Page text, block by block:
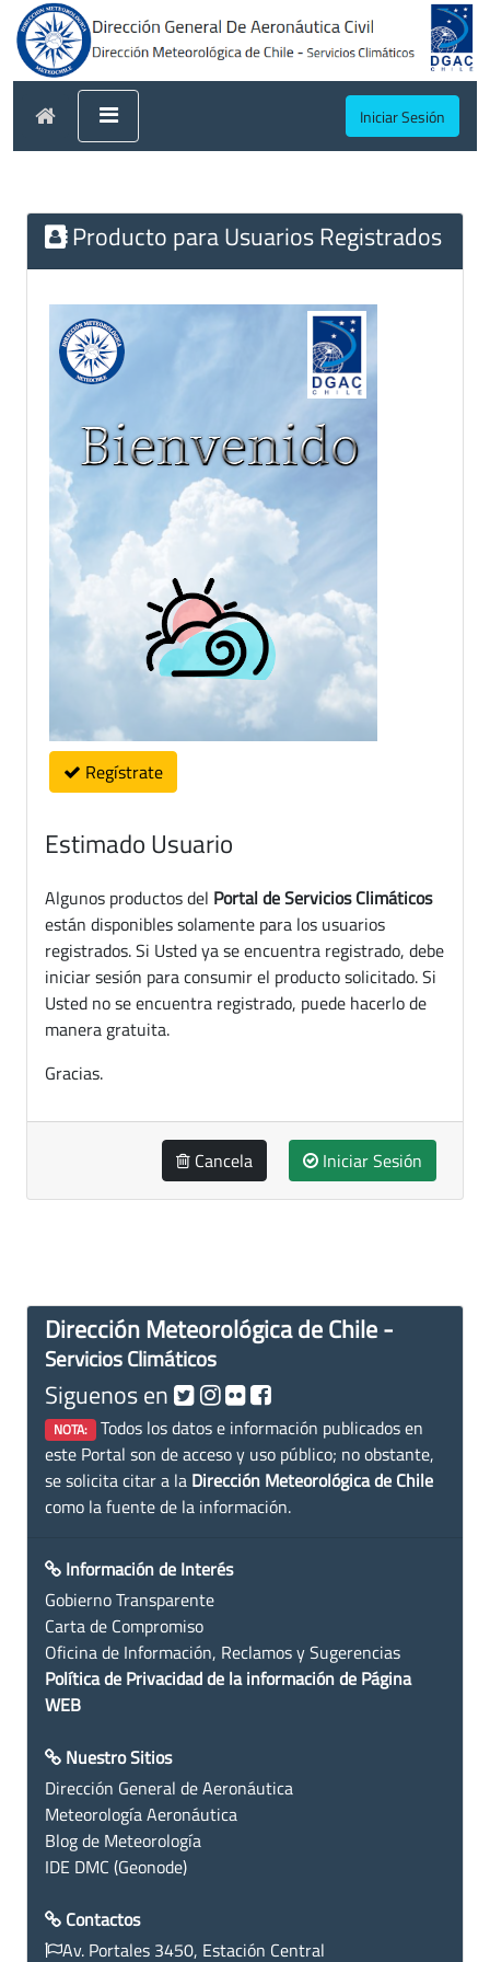
Iniciar Sesión
Producto para Usuarios Registrados
Regístrate
Estimado Usuario
Algunos productos del Portal de Servicios Climáticos
están disponibles solamente para los usuarios
registrados. Si Usted ya se encuentra registrado, debe
iniciar sesión para consumir el producto solicitado. Si
Usted no se encuentra registrado, puede hacerlo de
manera gratuita.
Gracias.
Cancela Iniciar Sesión
Dirección Meteorológica de Chile -
Servicios Climáticos
Siguenos en
NOTA: Todos los datos e información publicados en
este Portal son de acceso y uso público; no obstante,
se solicita citar a la Dirección Meteorológica de Chile
como la fuente de la información.
Información de Interés
Gobierno Transparente
Carta de Compromiso
Oficina de Información, Reclamos y Sugerencias
Política de Privacidad de la información de Página
WEB
Nuestro Sitios
Dirección General de Aeronáutica
Meteorología Aeronáutica
Blog de Meteorología
IDE DMC (Geonode)
Contactos
Av. Portales 3450, Estación Central